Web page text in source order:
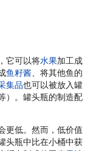
，它可以将水果加工成
鱼籽酱 、将其他鱼的
集品也可以被放入罐
）。罐头瓶的制造配
更低。然而，低价值
头瓶中比在小桶中获